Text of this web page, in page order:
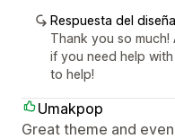
Respuesta del
Thank you so
if you need help
to help!
Umakpop
Great theme and